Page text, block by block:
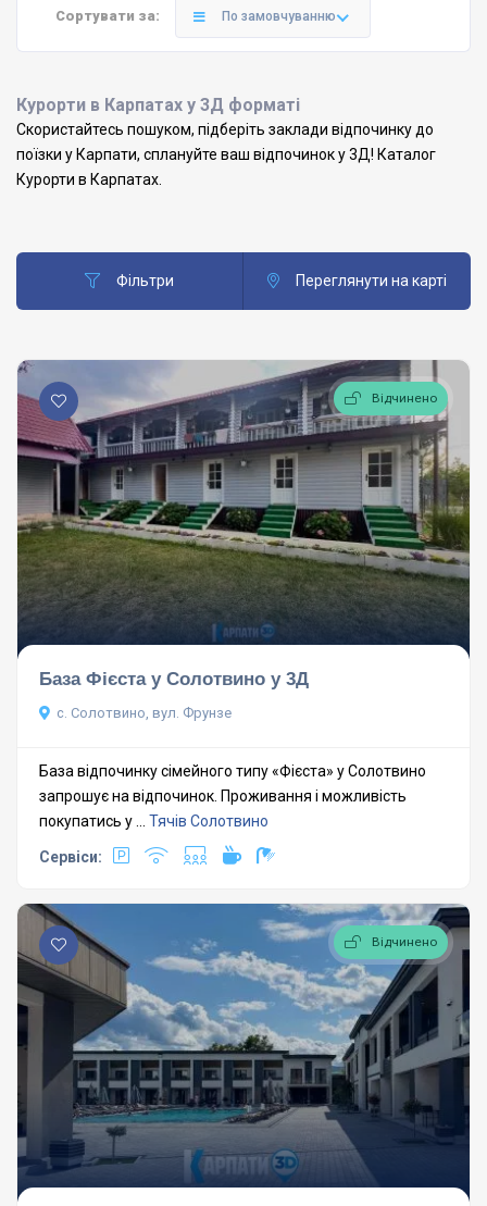
Сортувати за: По замовчуванню
Курорти в Карпатах у 3Д форматі
Скористайтесь пошуком, підберіть заклади відпочинку до
поїзки у Карпати, сплануйте ваш відпочинок у 3Д! Каталог
Курорти в Карпатах.
Фільтри Переглянути на карті
Відчинено
База Фієста у Солотвино у 3Д
с. Солотвино, вул. Фрунзе
База відпочинку сімейного типу «Фієста» у Солотвино
запрошує на відпочинок. Проживання і можливість
покупатись у ... Тячів Солотвино
Сервіси:
Відчинено